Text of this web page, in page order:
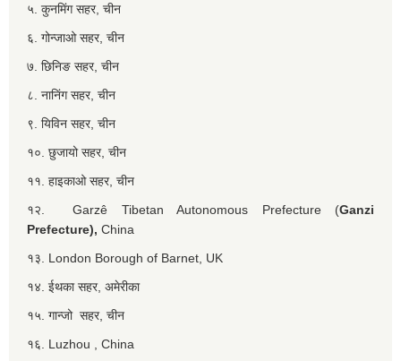
५. कुनमिंग सहर, चीन
६. गोन्जाओ सहर, चीन
७. छिनिङ सहर, चीन
८. नानिंग सहर, चीन
९. यिविन सहर, चीन
१०. छुजायो सहर, चीन
११. हाइकाओ सहर, चीन
१२. Garzê Tibetan Autonomous Prefecture (Ganzi
Prefecture), China
१३. London Borough of Barnet, UK
१४. ईथका सहर, अमेरीका
१५. गान्जो सहर, चीन
१६. Luzhou , China